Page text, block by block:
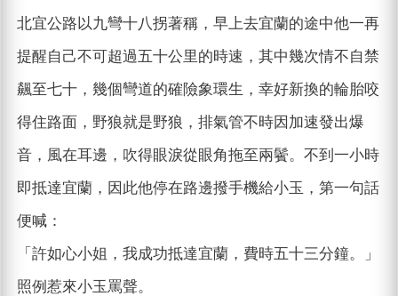
北宜公路以九彎十八拐著稱，早上去宜蘭的途中他一再
提醒自己不可超過五十公里的時速，其中幾次情不自禁
飆至七十，幾個彎道的確險象環生，幸好新換的輪胎咬
得住路面，野狼就是野狼，排氣管不時因加速發出爆
音，風在耳邊，吹得眼淚從眼角拖至兩鬢。不到一小時
即抵達宜蘭，因此他停在路邊撥手機給小玉，第一句話
便喊：
「許如心小姐，我成功抵達宜蘭，費時五十三分鐘。」
照例惹來小玉罵聲。